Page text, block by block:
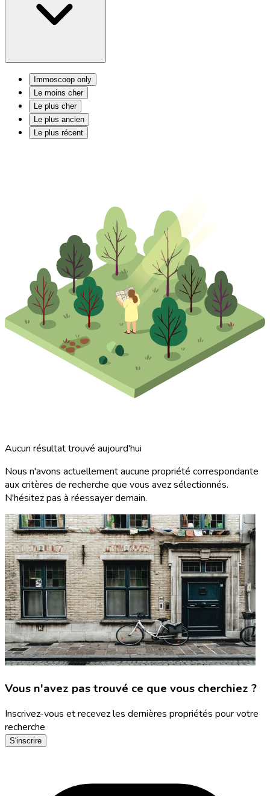
Immoscoop only
Le moins cher
Le plus cher
Le plus ancien
Le plus récent
Aucun résultat trouvé aujourd'hui
Nous n'avons actuellement aucune propriété correspondante
aux critères de recherche que vous avez sélectionnés.
N'hésitez pas à réessayer demain.
Vous n'avez pas trouvé ce que vous cherchiez ?
Inscrivez-vous et recevez les dernières propriétés pour votre
recherche
S'inscrire